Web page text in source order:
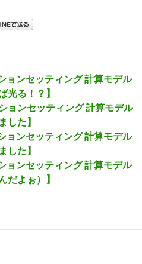
ョンセッティング 計算モデル
光る！？】
ョンセッティング 計算モデル
した】
ョンセッティング 計算モデル
した】
ョンセッティング 計算モデル
だよぉ）】